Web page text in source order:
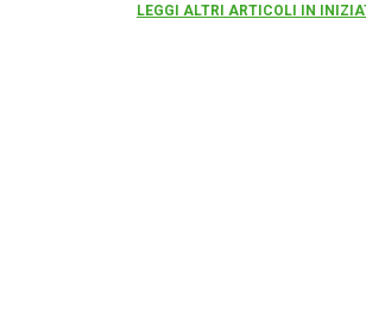
LEGGI ALTRI ARTICOLI IN